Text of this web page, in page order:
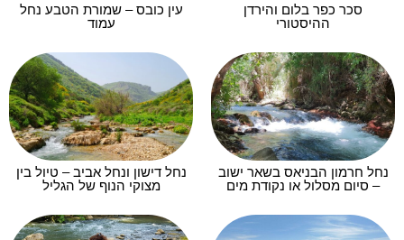
סכר כפר בלום והירדן
ההיסטורי
עין כובס – שמורת הטבע נחל
עמוד
נחל חרמון הבניאס בשאר ישוב
– סיום מסלול או נקודת מים
נחל דישון ונחל אביב – טיול בין
מצוקי הנוף של הגליל